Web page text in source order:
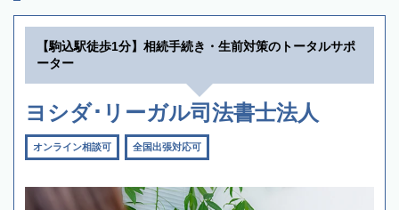
【駒込駅徒歩1分】相続手続き・生前対策のトータルサポ
ーター
ヨシダ･リーガル司法書士法人
オンライン相談可 全国出張対応可